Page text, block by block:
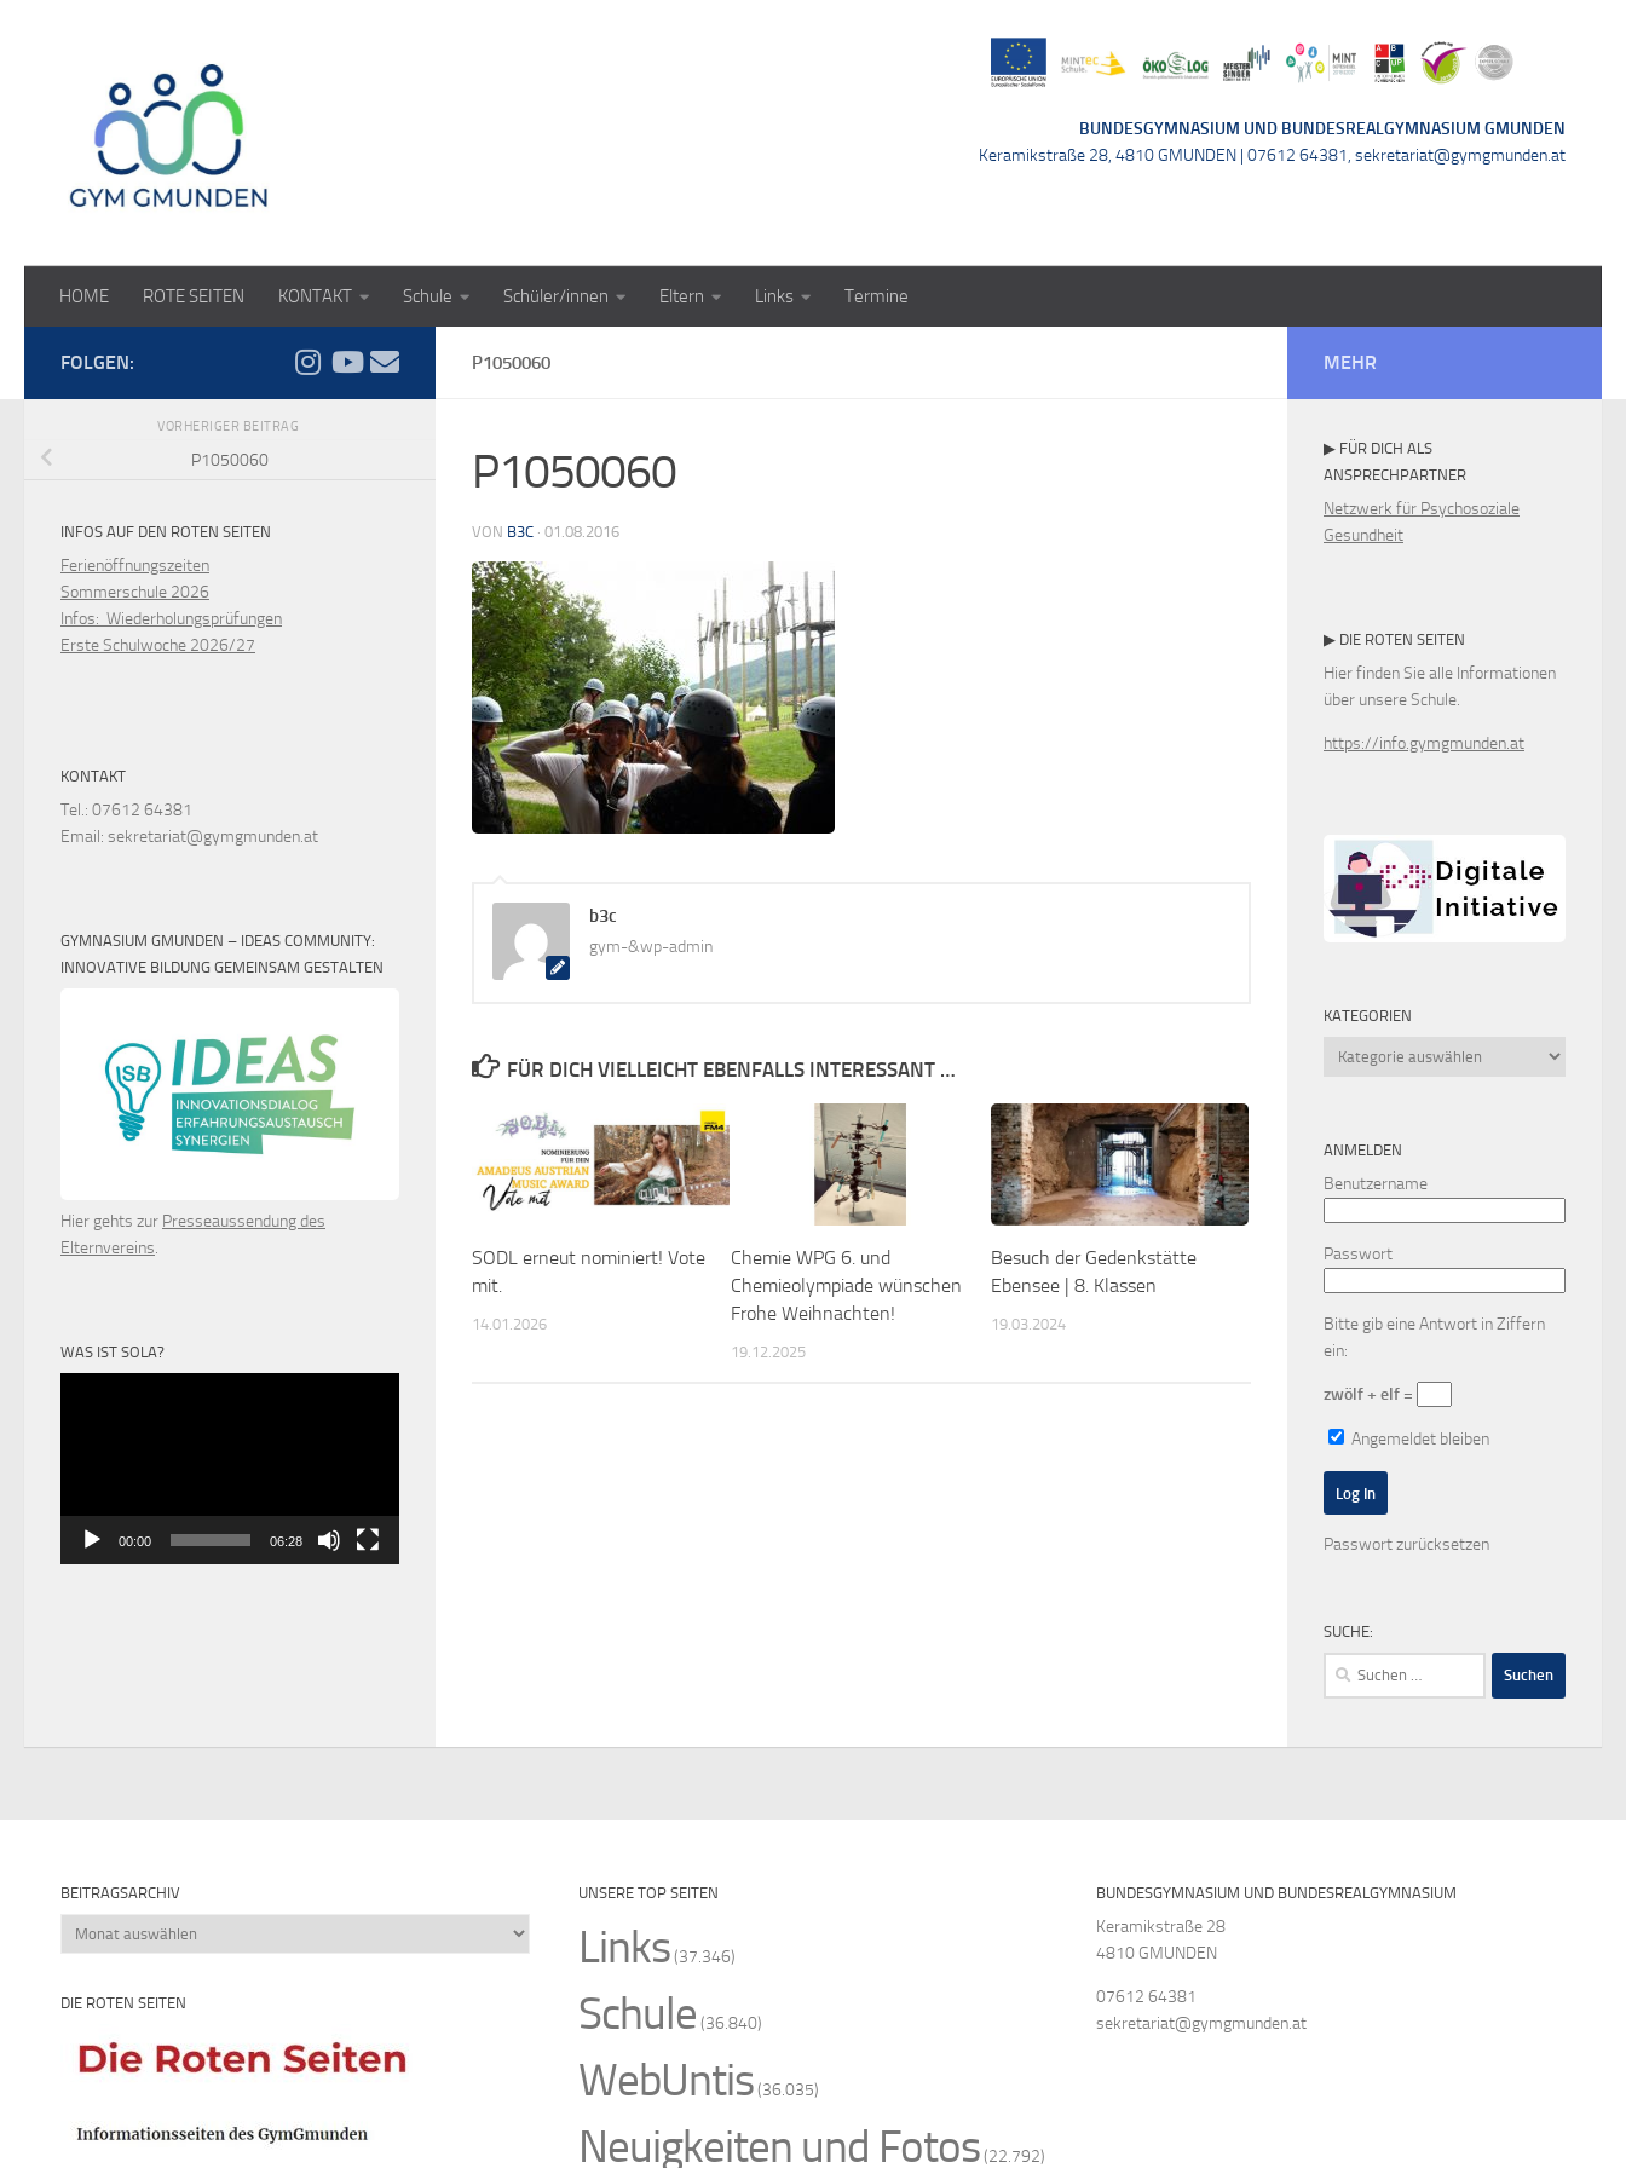
BUNDESGYMNASIUM UND BUNDESREALGYMNASIUM GMUNDEN
Keramikstraße 28, 4810 GMUNDEN | 07612 64381, sekretariat@gymgmunden.at
HOME ROTE SEITEN KONTAKT Schule Schüler/innen Eltern Links Termine
P1050060
P1050060
VON B3C · 01.08.2016
b3c
gym-&wp-admin
FÜR DICH VIELLEICHT EBENFALLS INTERESSANT …
SODL erneut nominiert! Vote
mit.
14.01.2026
Chemie WPG 6. und
Chemieolympiade wünschen
Frohe Weihnachten!
19.12.2025
Besuch der Gedenkstätte
Ebensee | 8. Klassen
19.03.2024
FOLGEN:
VORHERIGER BEITRAG
P1050060
INFOS AUF DEN ROTEN SEITEN
Ferienöffnungszeiten
Sommerschule 2026
Infos: Wiederholungsprüfungen
Erste Schulwoche 2026/27
KONTAKT
Tel.: 07612 64381
Email: sekretariat@gymgmunden.at
GYMNASIUM GMUNDEN – IDEAS COMMUNITY:
INNOVATIVE BILDUNG GEMEINSAM GESTALTEN
Hier gehts zur Presseaussendung des
Elternvereins.
WAS IST SOLA?
00:00 06:28
MEHR
▶ FÜR DICH ALS
ANSPRECHPARTNER
Netzwerk für Psychosoziale
Gesundheit
▶ DIE ROTEN SEITEN
Hier finden Sie alle Informationen
über unsere Schule.
https://info.gymgmunden.at
KATEGORIEN
Kategorien
ANMELDEN
Benutzername
Passwort
Bitte gib eine Antwort in Ziffern
ein:
zwölf + elf =
Angemeldet bleiben
Passwort zurücksetzen
SUCHE:
Suchen
BEITRAGSARCHIV
Beitragsarchiv
DIE ROTEN SEITEN
UNSERE TOP SEITEN
Links(37.346)
Schule (36.840)
WebUntis(36.035)
Neuigkeiten und Fotos(22.792)
BUNDESGYMNASIUM UND BUNDESREALGYMNASIUM
Keramikstraße 28
4810 GMUNDEN
07612 64381
sekretariat@gymgmunden.at